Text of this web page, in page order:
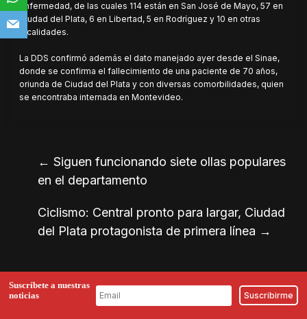
enfermedad, de las cuales 114 están en San José de Mayo, 57 en
Ciudad del Plata, 6 en Libertad, 5 en Rodríguez y 10 en otras
localidades.
La DDS confirmó además el dato manejado ayer desde el Sinae,
donde se confirma el fallecimiento de una paciente de 70 años,
oriunda de Ciudad del Plata y con diversas comorbilidades, quien
se encontraba internada en Montevideo.
← Siguen funcionando siete ollas populares
en el departamento
Ciclismo: Central pronto para largar, Ciudad
del Plata protagonista de primera línea →
Suscríbete a nuestras
noticias